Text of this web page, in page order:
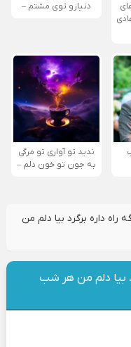
دنیارو توی مشتم –
ندید تو آواری تو مرگی
به جون تو خون دلم –
راه داره برگرد بیا دلم من
بیا دلم من هر شب